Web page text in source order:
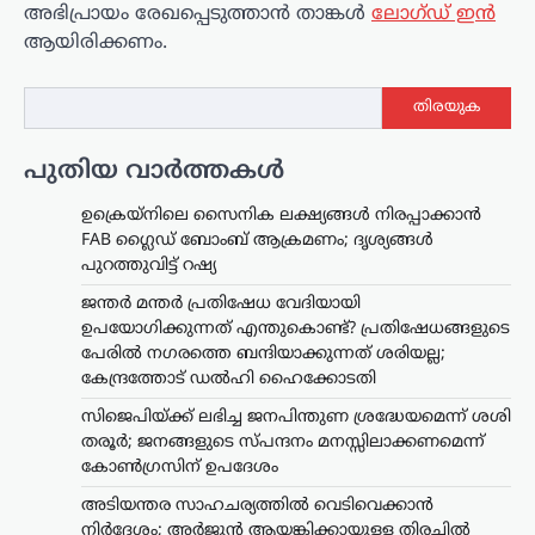
അഭിപ്രായം രേഖപ്പെടുത്താ‍ൻ താങ്കൾ ലോഗ്ഡ് ഇൻ
ആയിരിക്കണം.
തിരയുക
പുതിയ വാർത്തകൾ
ഉക്രെയ്നിലെ സൈനിക ലക്ഷ്യങ്ങൾ നിരപ്പാക്കാൻ
FAB ഗ്ലൈഡ് ബോംബ് ആക്രമണം; ദൃശ്യങ്ങൾ
പുറത്തുവിട്ട് റഷ്യ
ജന്തർ മന്തർ പ്രതിഷേധ വേദിയായി
ഉപയോഗിക്കുന്നത് എന്തുകൊണ്ട്? പ്രതിഷേധങ്ങളുടെ
പേരിൽ നഗരത്തെ ബന്ദിയാക്കുന്നത് ശരിയല്ല;
കേന്ദ്രത്തോട് ഡൽഹി ഹൈക്കോടതി
സിജെപിയ്ക്ക് ലഭിച്ച ജനപിന്തുണ ശ്രദ്ധേയമെന്ന് ശശി
തരൂർ; ജനങ്ങളുടെ സ്പന്ദനം മനസ്സിലാക്കണമെന്ന്
കോൺഗ്രസിന് ഉപദേശം
അടിയന്തര സാഹചര്യത്തിൽ വെടിവെക്കാൻ
നിർദേശം; അർജുൻ ആയങ്കിക്കായുള്ള തിരച്ചിൽ